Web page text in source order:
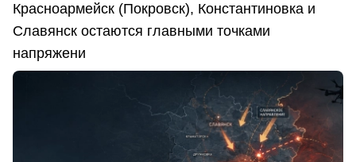
Красноармейск (Покровск), Константиновка и
Славянск остаются главными точками
напряжени